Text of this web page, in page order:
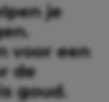
je
voor een
de
goud.